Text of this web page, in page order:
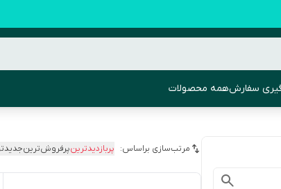
سفارشهمه محصولات
مرتب‌سازی براساس: پربازدیدترینپرفروش‌ترین